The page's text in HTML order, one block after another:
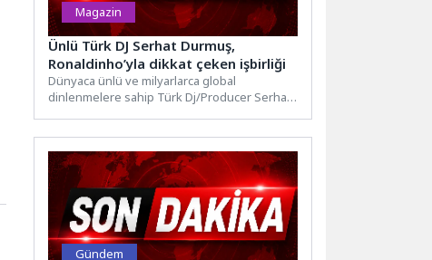
Magazin
Ünlü Türk DJ Serhat Durmuş,
Ronaldinho’yla dikkat çeken işbirliği
Dünyaca ünlü ve milyarlarca global
dinlenmelere sahip Türk Dj/Producer Serhat
Gündem